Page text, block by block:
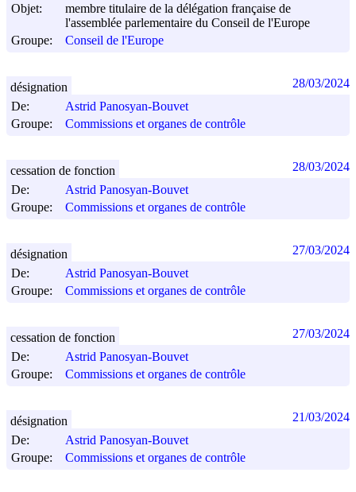
Objet:
membre titulaire de la délégation française de
l'assemblée parlementaire du Conseil de l'Europe
Groupe:
Conseil de l'Europe
De:
Astrid Panosyan-Bouvet
Groupe:
Commissions et organes de contrôle
désignation 28/03/2024
De:
Astrid Panosyan-Bouvet
Groupe:
Commissions et organes de contrôle
cessation de fonction 28/03/2024
De:
Astrid Panosyan-Bouvet
Groupe:
Commissions et organes de contrôle
désignation 27/03/2024
De:
Astrid Panosyan-Bouvet
Groupe:
Commissions et organes de contrôle
cessation de fonction 27/03/2024
De:
Astrid Panosyan-Bouvet
Groupe:
Commissions et organes de contrôle
désignation 21/03/2024